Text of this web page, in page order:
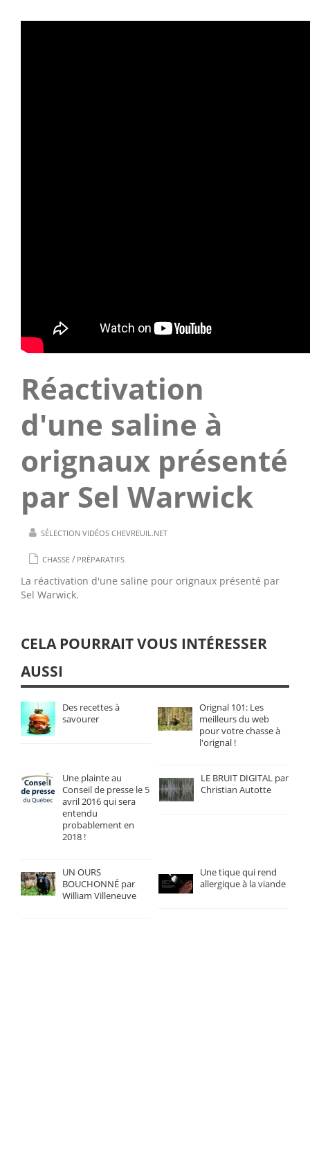
Réactivation
d'une saline à
orignaux présenté
par Sel Warwick
SÉLECTION VIDÉOS CHEVREUIL.NET
CHASSE / PRÉPARATIFS
La réactivation d'une saline pour orignaux présenté par
Sel Warwick.
CELA POURRAIT VOUS INTÉRESSER
AUSSI
Des recettes à
savourer
Orignal 101: Les
meilleurs du web
pour votre chasse à
l'orignal !
Une plainte au
Conseil de presse le 5
avril 2016 qui sera
entendu
probablement en
2018 !
LE BRUIT DIGITAL par
Christian Autotte
UN OURS
BOUCHONNÉ par
William Villeneuve
Une tique qui rend
allergique à la viande